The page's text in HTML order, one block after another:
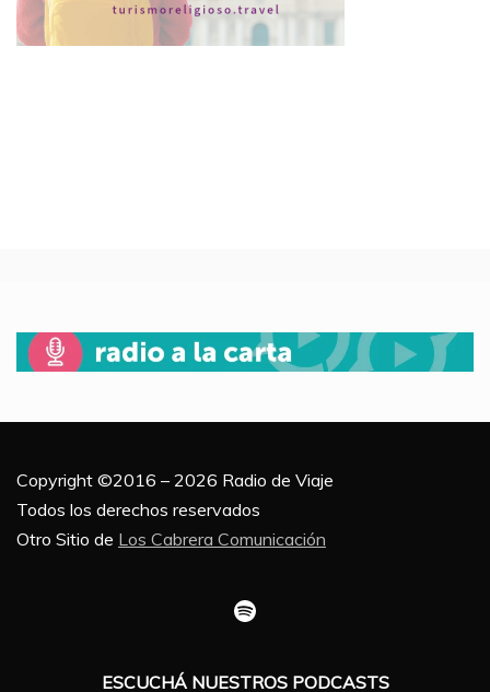
Copyright ©2016 – 2026 Radio de Viaje
Todos los derechos reservados
Otro Sitio de Los Cabrera Comunicación
Spotify
ESCUCHÁ NUESTROS PODCASTS